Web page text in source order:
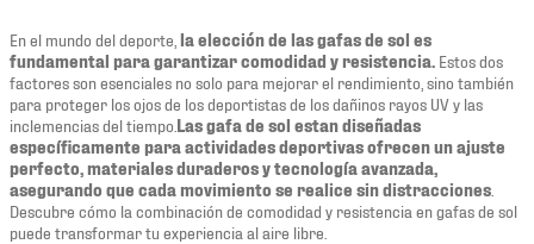
En el mundo del deporte, la elección de las gafas de sol es
fundamental para garantizar comodidad y resistencia. Estos dos
factores son esenciales no solo para mejorar el rendimiento, sino también
para proteger los ojos de los deportistas de los dañinos rayos UV y las
inclemencias del tiempo. Las gafa de sol estan diseñadas
específicamente para actividades deportivas ofrecen un ajuste
perfecto, materiales duraderos y tecnología avanzada,
asegurando que cada movimiento se realice sin distracciones
Descubre cómo la combinación de comodidad y resistencia en gafas de sol
puede transformar tu experiencia al aire libre.